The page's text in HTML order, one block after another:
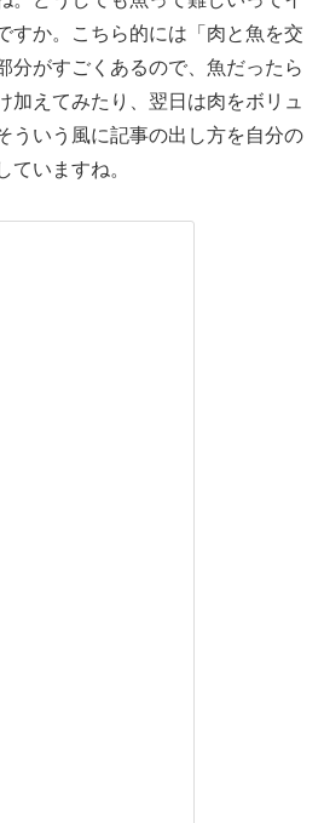
すか。こちら的には「肉と魚を交
分がすごくあるので、魚だったら
加えてみたり、翌日は肉をボリュ
ういう風に記事の出し方を自分の
ていますね。